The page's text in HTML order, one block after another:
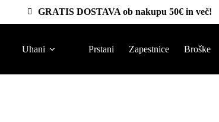
GRATIS DOSTAVA ob nakupu 50€ in več!
Uhani Prstani Zapestnice Broške